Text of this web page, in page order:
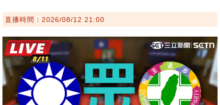
直播時間：2026/08/12 21:00